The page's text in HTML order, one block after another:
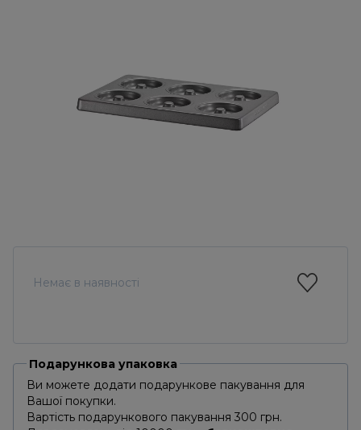
Немає в наявності
Подарункова упаковка
Ви можете додати подарункове пакування для
Вашої покупки.
Вартість подарункового пакування 300 грн.